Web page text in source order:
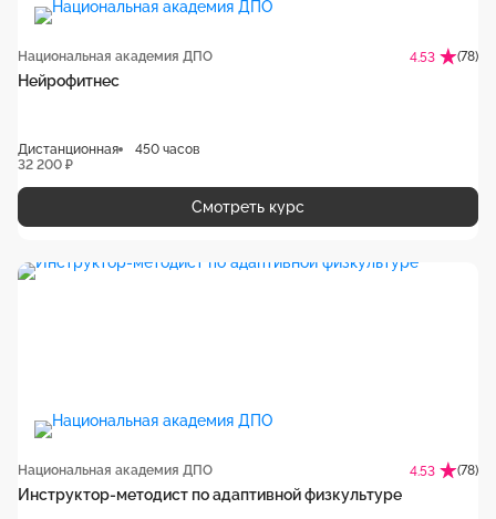
Национальная академия ДПО 4.53 (78)
Нейрофитнес
Дистанционная
450 часов
32 200 ₽
Смотреть курс
Национальная академия ДПО 4.53 (78)
Инструктор-методист по адаптивной физкультуре